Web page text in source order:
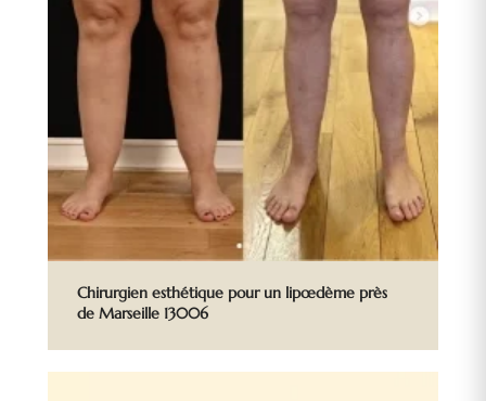
Chirurgien esthétique pour un lipœdème près
de Marseille 13006